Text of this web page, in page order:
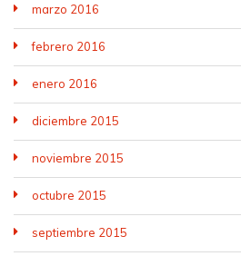
marzo 2016
febrero 2016
enero 2016
diciembre 2015
noviembre 2015
octubre 2015
septiembre 2015